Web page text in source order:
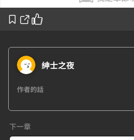
紳士之夜
作者的話
下一章